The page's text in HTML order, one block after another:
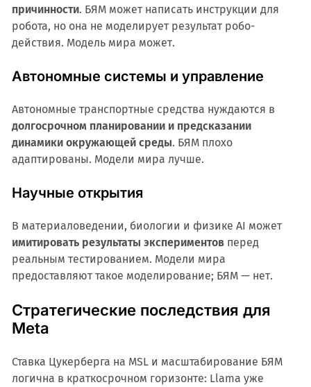
причинности. БЯМ может написать инструкции для
робота, но она не моделирует результат робо-
действия. Модель мира может.
Автономные системы и управление
Автономные транспортные средства нуждаются в
долгосрочном планировании и предсказании
динамики окружающей среды. БЯМ плохо
адаптированы. Модели мира лучше.
Научные открытия
В материаловедении, биологии и физике AI может
имитировать результаты экспериментовперед
реальным тестированием. Модели мира
предоставляют такое моделирование; БЯМ — нет.
Стратегические последствия для
Meta
Ставка Цукерберга на MSL и масштабирование БЯМ
логична в краткосрочном горизонте: Llama уже